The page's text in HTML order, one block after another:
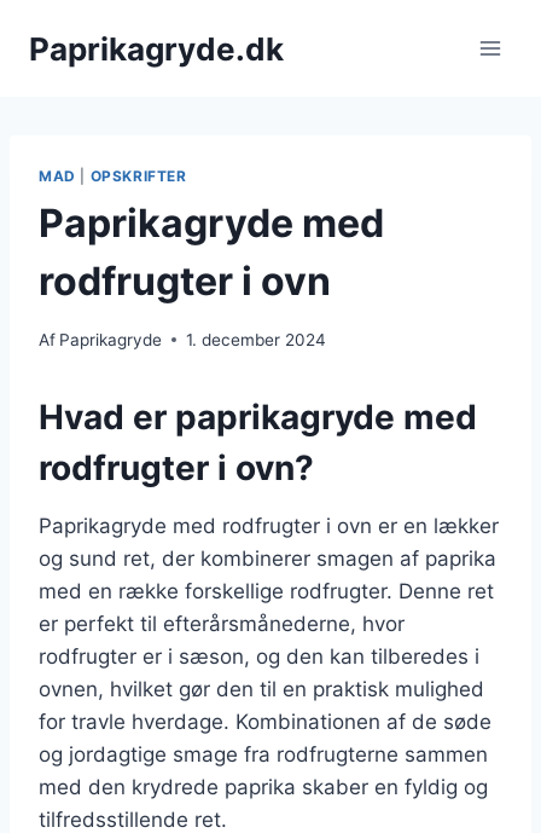
Paprikagryde.dk
MAD OPSKRIFTER
Paprikagryde med
rodfrugter i ovn
Af Paprikagryde 1. december 2024
Hvad er paprikagryde med
rodfrugter i ovn?
Paprikagryde med rodfrugter i ovn er en lækker
og sund ret, der kombinerer smagen af paprika
med en række forskellige rodfrugter. Denne ret
er perfekt til efterårsmånederne, hvor
rodfrugter er i sæson, og den kan tilberedes i
ovnen, hvilket gør den til en praktisk mulighed
for travle hverdage. Kombinationen af de søde
og jordagtige smage fra rodfrugterne sammen
med den krydrede paprika skaber en fyldig og
tilfredsstillende ret.